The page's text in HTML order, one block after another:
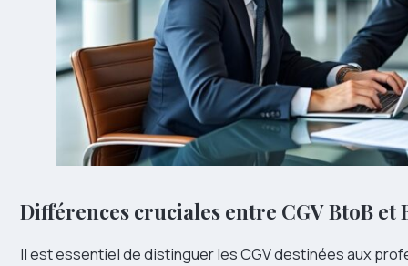
Différences cruciales entre CGV BtoB et
Il est essentiel de distinguer les CGV destinées aux